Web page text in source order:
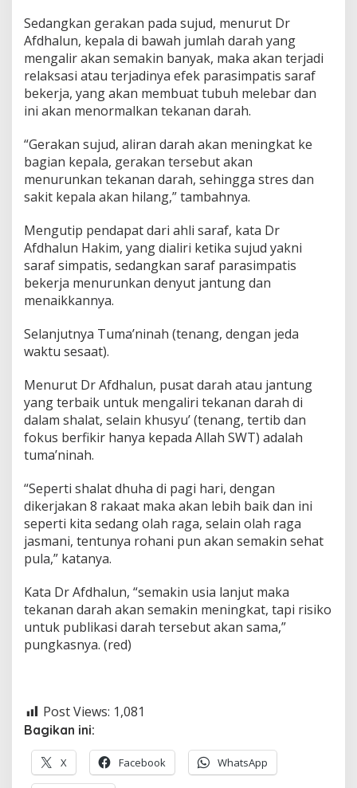
Sedangkan gerakan pada sujud, menurut Dr
Afdhalun, kepala di bawah jumlah darah yang
mengalir akan semakin banyak, maka akan terjadi
relaksasi atau terjadinya efek parasimpatis saraf
bekerja, yang akan membuat tubuh melebar dan
ini akan menormalkan tekanan darah.
“Gerakan sujud, aliran darah akan meningkat ke
bagian kepala, gerakan tersebut akan
menurunkan tekanan darah, sehingga stres dan
sakit kepala akan hilang,” tambahnya.
Mengutip pendapat dari ahli saraf, kata Dr
Afdhalun Hakim, yang dialiri ketika sujud yakni
saraf simpatis, sedangkan saraf parasimpatis
bekerja menurunkan denyut jantung dan
menaikkannya.
Selanjutnya Tuma’ninah (tenang, dengan jeda
waktu sesaat).
Menurut Dr Afdhalun, pusat darah atau jantung
yang terbaik untuk mengaliri tekanan darah di
dalam shalat, selain khusyu’ (tenang, tertib dan
fokus berfikir hanya kepada Allah SWT) adalah
tuma’ninah.
“Seperti shalat dhuha di pagi hari, dengan
dikerjakan 8 rakaat maka akan lebih baik dan ini
seperti kita sedang olah raga, selain olah raga
jasmani, tentunya rohani pun akan semakin sehat
pula,” katanya.
Kata Dr Afdhalun, “semakin usia lanjut maka
tekanan darah akan semakin meningkat, tapi risiko
untuk publikasi darah tersebut akan sama,”
pungkasnya. (red)
Post Views: 1,081
Bagikan ini:
X Facebook WhatsApp